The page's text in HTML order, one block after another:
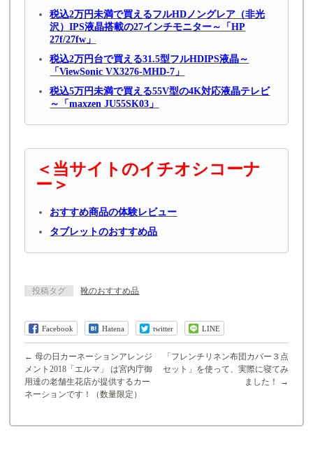
税込2万円未満で買えるフルHDノングレア（非光
沢）IPS液晶搭載の27インチモニター～「HP
27f/27fw」
税込2万円台で買える31.5型フルHDIPS液晶～
「ViewSonic VX3276-MHD-7」
税込5万円未満で買える55V型の4K対応液晶テレビ
～「maxzen JU55SK03」
＜当サイトのイチオシコーナ
ー＞
おすすめ商品の体験レビュー
タブレットのおすすめ品
投稿タグ 靴のおすすめ品
Facebook Hatena twitter LINE
← 母の日カーネーションアレンジ
メント2018「エルマ」 は宮内庁御
用達の老舗生花店が提供するカー
ネーションです！（数量限定）
「フレンチリネン布団カバー３点
セット」を使って、実際に寝てみ
ました！
→